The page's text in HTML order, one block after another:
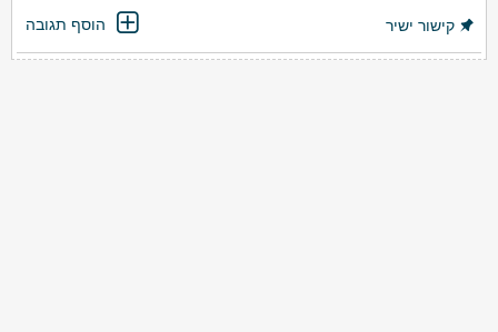
הוסף תגובה קישור ישיר